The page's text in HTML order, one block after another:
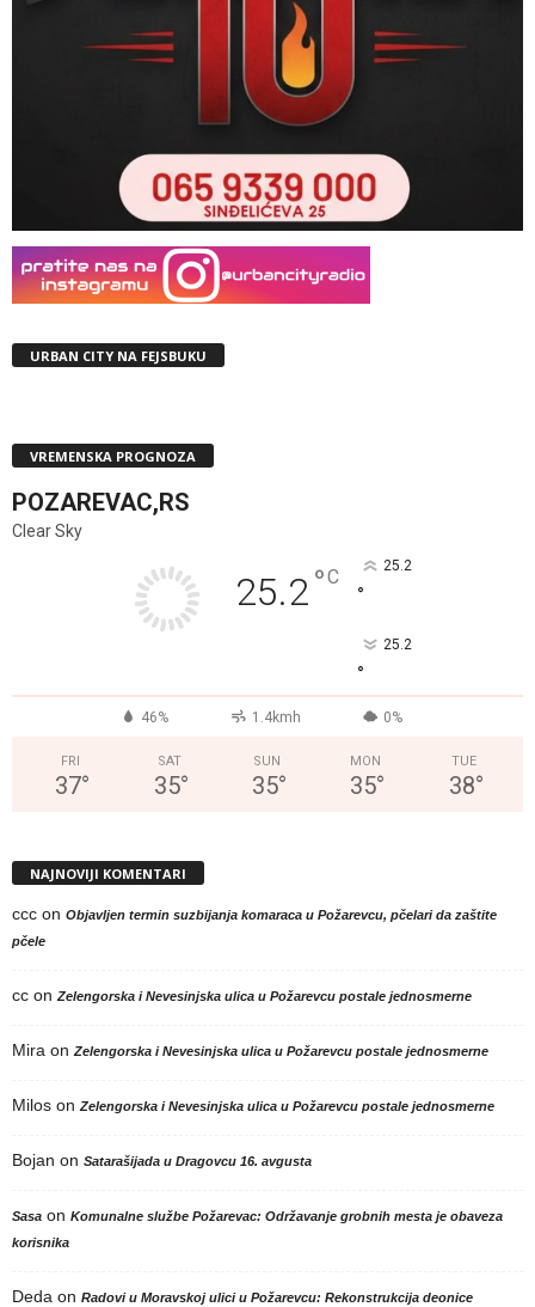
URBAN CITY NA FEJSBUKU
VREMENSKA PROGNOZA
POZAREVAC,RS
Clear Sky
25.2°C 25.2
°
25.2
°
46% 1.4kmh 0%
FRI
37°
SAT
35°
SUN
35°
MON
35°
TUE
38°
NAJNOVIJI KOMENTARI
ccc on Objavljen termin suzbijanja komaraca u Požarevcu, pčelari da zaštite
pčele
cc on Zelengorska i Nevesinjska ulica u Požarevcu postale jednosmerne
Mira on Zelengorska i Nevesinjska ulica u Požarevcu postale jednosmerne
Milos on Zelengorska i Nevesinjska ulica u Požarevcu postale jednosmerne
Bojan on Satarašijada u Dragovcu 16. avgusta
Sasa on Komunalne službe Požarevac: Održavanje grobnih mesta je obaveza
korisnika
Deda on Radovi u Moravskoj ulici u Požarevcu: Rekonstrukcija deonice